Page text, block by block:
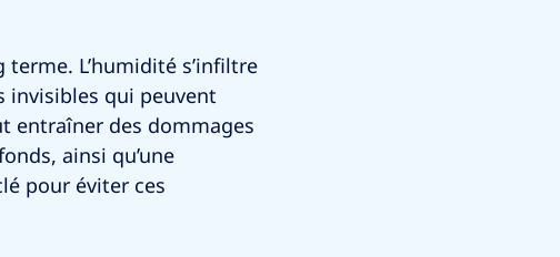
L’humidité s’infiltre
invisibles qui peuvent
entraîner des dommages
ainsi qu’une
pour éviter ces